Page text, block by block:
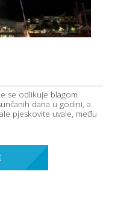
se odlikuje blagom
dana u godini, a
pjeskovite uvale, među